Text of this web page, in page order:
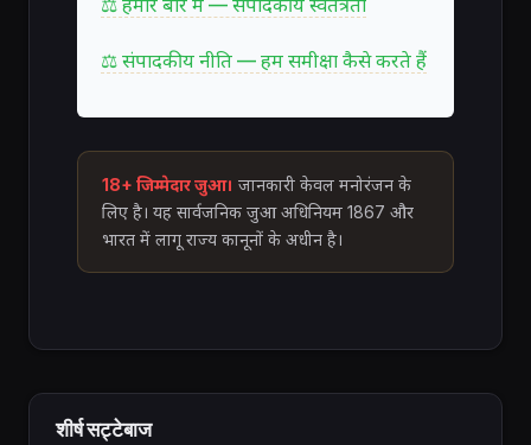
⚖ संपादकीय नीति — हम समीक्षा कैसे करते हैं
18+ जिम्मेदार जुआ। जानकारी केवल मनोरंजन के
लिए है। यह सार्वजनिक जुआ अधिनियम 1867 और
भारत में लागू राज्य कानूनों के अधीन है।
शीर्ष सट्टेबाज